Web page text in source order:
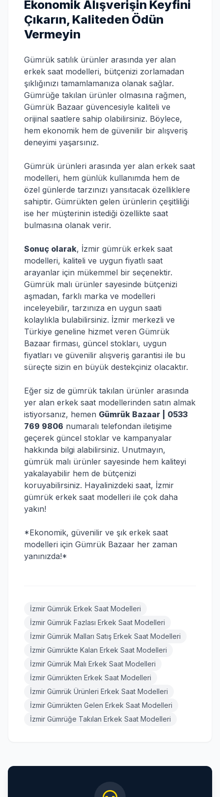
Ekonomik Alışverişin Keyfini
Çıkarın, Kaliteden Ödün
Vermeyin
Gümrük satılık ürünler arasında yer alan
erkek saat modelleri, bütçenizi zorlamadan
şıklığınızı tamamlamanıza olanak sağlar.
Gümrüğe takılan ürünler olmasına rağmen,
Gümrük Bazaar güvencesiyle kaliteli ve
orijinal saatlere sahip olabilirsiniz. Böylece,
hem ekonomik hem de güvenilir bir alışveriş
deneyimi yaşarsınız.
Gümrük ürünleri arasında yer alan erkek saat
modelleri, hem günlük kullanımda hem de
özel günlerde tarzınızı yansıtacak özelliklere
sahiptir. Gümrükten gelen ürünlerin çeşitliliği
ise her müşterinin istediği özellikte saat
bulmasına olanak verir.
Sonuç olarak, İzmir gümrük erkek saat
modelleri, kaliteli ve uygun fiyatlı saat
arayanlar için mükemmel bir seçenektir.
Gümrük malı ürünler sayesinde bütçenizi
aşmadan, farklı marka ve modelleri
inceleyebilir, tarzınıza en uygun saati
kolaylıkla bulabilirsiniz. İzmir merkezli ve
Türkiye geneline hizmet veren Gümrük
Bazaar firması, güncel stokları, uygun
fiyatları ve güvenilir alışveriş garantisi ile bu
süreçte sizin en büyük destekçiniz olacaktır.
Eğer siz de gümrük takılan ürünler arasında
yer alan erkek saat modellerinden satın almak
istiyorsanız, hemen Gümrük Bazaar | 0533
769 9806 numaralı telefondan iletişime
geçerek güncel stoklar ve kampanyalar
hakkında bilgi alabilirsiniz. Unutmayın,
gümrük malı ürünler sayesinde hem kaliteyi
yakalayabilir hem de bütçenizi
koruyabilirsiniz. Hayalinizdeki saat, İzmir
gümrük erkek saat modelleri ile çok daha
yakın!
*Ekonomik, güvenilir ve şık erkek saat
modelleri için Gümrük Bazaar her zaman
yanınızda!*
İzmir Gümrük Erkek Saat Modelleri
İzmir Gümrük Fazlası Erkek Saat Modelleri
İzmir Gümrük Malları Satış Erkek Saat Modelleri
İzmir Gümrükte Kalan Erkek Saat Modelleri
İzmir Gümrük Malı Erkek Saat Modelleri
İzmir Gümrükten Erkek Saat Modelleri
İzmir Gümrük Ürünleri Erkek Saat Modelleri
İzmir Gümrükten Gelen Erkek Saat Modelleri
İzmir Gümrüğe Takılan Erkek Saat Modelleri